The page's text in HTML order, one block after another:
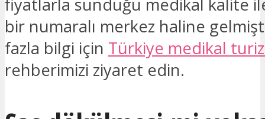
fiyatlarla sunduğu medikal kalite
bir numaralı merkez haline
fazla bilgi için Türkiye medikal
rehberimizi ziyaret edin.